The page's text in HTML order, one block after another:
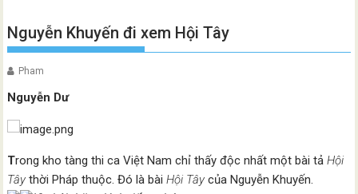
Nguyễn Khuyến đi xem Hội Tây
Pham
Nguyễn Dư
Trong kho tàng thi ca Việt Nam chỉ thấy độc nhất một bài tảHội
Tây thời Pháp thuộc. Đó là bàiHội Tây của Nguyễn Khuyến.